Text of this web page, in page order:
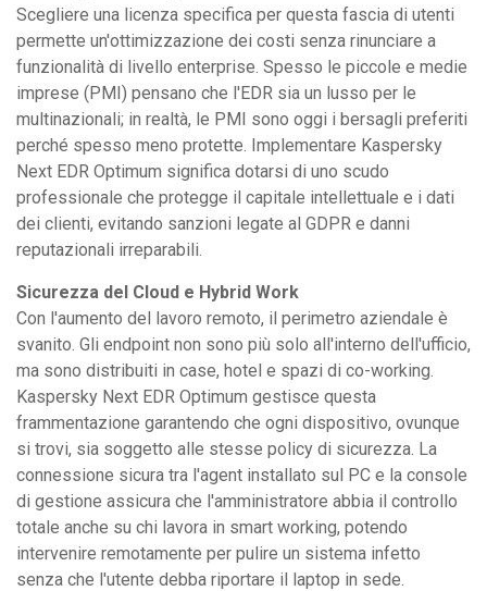
Scegliere una licenza specifica per questa fascia di utenti
permette un'ottimizzazione dei costi senza rinunciare a
funzionalità di livello enterprise. Spesso le piccole e medie
imprese (PMI) pensano che l'EDR sia un lusso per le
multinazionali; in realtà, le PMI sono oggi i bersagli preferiti
perché spesso meno protette. Implementare Kaspersky
Next EDR Optimum significa dotarsi di uno scudo
professionale che protegge il capitale intellettuale e i dati
dei clienti, evitando sanzioni legate al GDPR e danni
reputazionali irreparabili.
Sicurezza del Cloud e Hybrid Work
Con l'aumento del lavoro remoto, il perimetro aziendale è
svanito. Gli endpoint non sono più solo all'interno dell'ufficio,
ma sono distribuiti in case, hotel e spazi di co-working.
Kaspersky Next EDR Optimum gestisce questa
frammentazione garantendo che ogni dispositivo, ovunque
si trovi, sia soggetto alle stesse policy di sicurezza. La
connessione sicura tra l'agent installato sul PC e la console
di gestione assicura che l'amministratore abbia il controllo
totale anche su chi lavora in smart working, potendo
intervenire remotamente per pulire un sistema infetto
senza che l'utente debba riportare il laptop in sede.